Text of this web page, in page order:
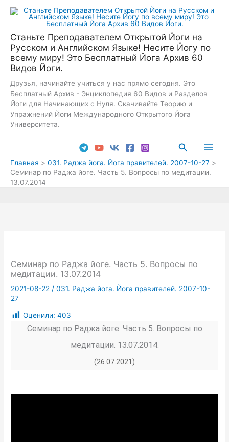
Перейти
Станьте Преподавателем Открытой Йоги на
Русском и Английском Языке! Несите Йогу по
всему миру! Это Бесплатный Йога Архив 60
Видов Йоги.
Друзья, начинайте учиться у нас прямо сегодня. Это
Бесплатный Архив - Энциклопедия 60 Видов и Разделов
Йоги для Начинающих с Нуля. Скачивайте Теорию и
Упражнений Йоги Международного Открытого Йога
Университета.
Поиск
Главная
031. Раджа йога. Йога правителей. 2007-10-27
Семинар по Раджа йоге. Часть 5. Вопросы по медитации.
13.07.2014
Семинар по Раджа йоге. Часть 5. Вопросы по
медитации. 13.07.2014
2021-08-22 /031. Раджа йога. Йога правителей. 2007-10-
27
Оценили: 403
Семинар по Раджа йоге. Часть 5. Вопросы по
медитации. 13.07.2014.
(26.07.2021)